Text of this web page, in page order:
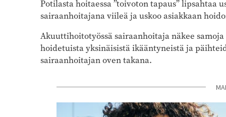
Potilasta hoitaessa ”toivoton tapaus” lipsahtaa
sairaanhoitajana viileä ja uskoo asiakkaan
Akuuttihoitotyössä sairaanhoitaja näkee
hoidetuista yksinäisistä ikääntyneistä ja
sairaanhoitajan oven takana.